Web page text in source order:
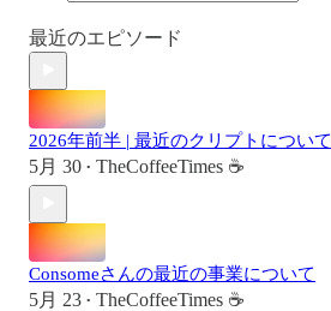
最近のエピソード
2026年前半 | 最近のクリプトについて
5月 30 • TheCoffeeTimes ☕
Consomeさんの最近の事業について
5月 23 • TheCoffeeTimes ☕